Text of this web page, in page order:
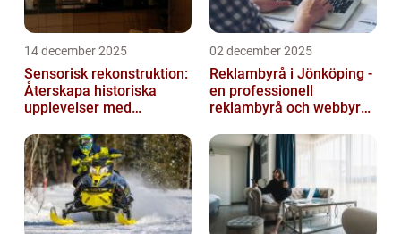
14 december 2025
Sensorisk rekonstruktion:
Återskapa historiska
upplevelser med
02 december 2025
Reklambyrå i Jönköping -
en professionell
reklambyrå och webbyrå
kommunikati...